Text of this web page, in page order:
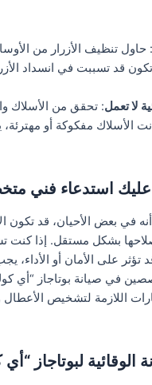
: حاول تنظيف الأزرار من
قد تسببت في انسداد
لا تعمل: تحقق من الأسلاك
الأسلاك مفكوكة أو
في بعض الأحيان، قد تكون
بشكل مستقل. إذا
على الأمان أو الأداء،
في صيانة بوتاجاز “أي
اللازمة لتشخيص الأعطال